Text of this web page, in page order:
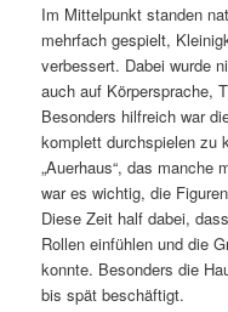
Im Mittelpunkt standen
mehrfach gespielt,
verbessert. Dabei wurde
auch auf Körpersprache,
Besonders hilfreich war
komplett durchspielen zu
„Auerhaus“, das manche
war es wichtig, die
Diese Zeit half dabei,
Rollen einfühlen und die
konnte. Besonders die
bis spät beschäftigt.